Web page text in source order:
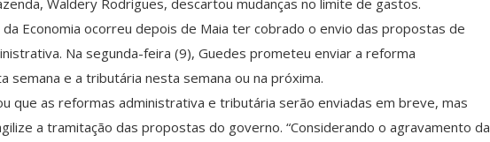
Waldery Rodrigues, descartou mudanças no limite de gastos.
Economia ocorreu depois de Maia ter cobrado o envio das propostas de
Na segunda-feira (9), Guedes prometeu enviar a reforma
semana e a tributária nesta semana ou na próxima.
que as reformas administrativa e tributária serão enviadas em breve, mas
a tramitação das propostas do governo. “Considerando o agravamento da